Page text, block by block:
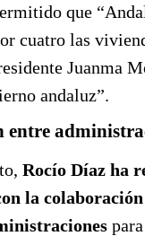
que
cuatro las
Juanma
andaluz”.
entre
Rocío Díaz ha
la